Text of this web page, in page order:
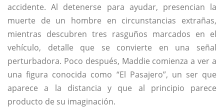
accidente. Al detenerse para ayudar, presencian la
muerte de un hombre en circunstancias extrañas,
mientras descubren tres rasguños marcados en el
vehículo, detalle que se convierte en una señal
perturbadora. Poco después, Maddie comienza a ver a
una figura conocida como “El Pasajero”, un ser que
aparece a la distancia y que al principio parece
producto de su imaginación.